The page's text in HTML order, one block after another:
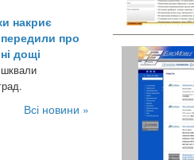
накриє
про
дощі
Всі новини »